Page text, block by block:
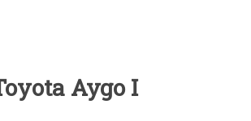
Aygo I